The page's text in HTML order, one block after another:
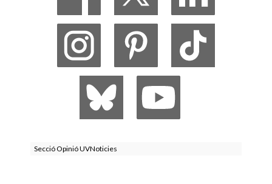
Secció Opinió UVNoticies